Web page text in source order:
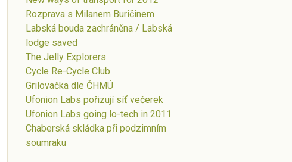
Rozprava s Milanem Buričinem
Labská bouda zachráněna / Labská
lodge saved
The Jelly Explorers
Cycle Re-Cycle Club
Grilovačka dle ČHMÚ
Ufonion Labs pořizují síť večerek
Ufonion Labs going lo-tech in 2011
Chaberská skládka při podzimním
soumraku